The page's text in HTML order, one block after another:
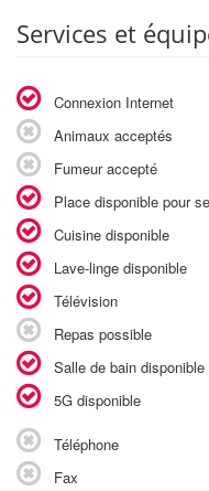
Services et
Connexion Internet
Animaux acceptés
Fumeur accepté
Place disponible pour
Cuisine disponible
Lave-linge disponible
Télévision
Repas possible
Salle de bain disponible
5G disponible
Téléphone
Fax